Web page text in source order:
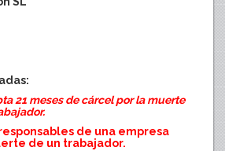
21 meses de cárcel por la muerte
de una empresa
de un trabajador.